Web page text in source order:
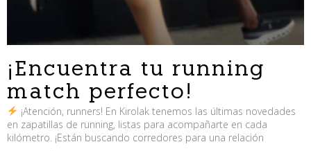
¡Encuentra tu running
match perfecto!
¡Atención, runners! En Kirolak tenemos las últimas novedades
en zapatillas de running, listas para acompañarte en cada
kilómetro. ¡Están buscando corredores para una relación